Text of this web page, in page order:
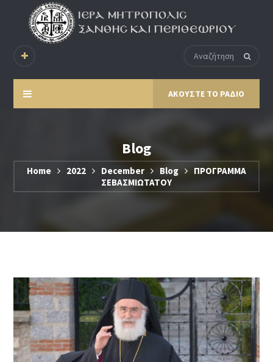
ΑΚΟΥΣΤΕ ΤΟ ΡΑΔΙΟ
Blog
Home 2022 December Blog
ΠΡΟΓΡΑΜΜΑ
ΣΕΒΑΣΜΙΩΤΑΤΟΥ